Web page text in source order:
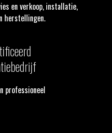
en verkoop, installatie,
herstellingen.
professioneel